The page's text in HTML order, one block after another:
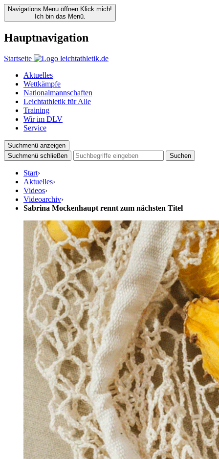
Navigations Menu öffnen Klick mich!
Ich bin das Menü.
Hauptnavigation
Startseite
Aktuelles
Wettkämpfe
Nationalmannschaften
Leichtathletik für Alle
Training
Wir im DLV
Service
Suchmenü anzeigen
Suchmenü schließen
Suchen
Start›
Aktuelles›
Videos›
Videoarchiv›
Sabrina Mockenhaupt rennt zum nächsten Titel